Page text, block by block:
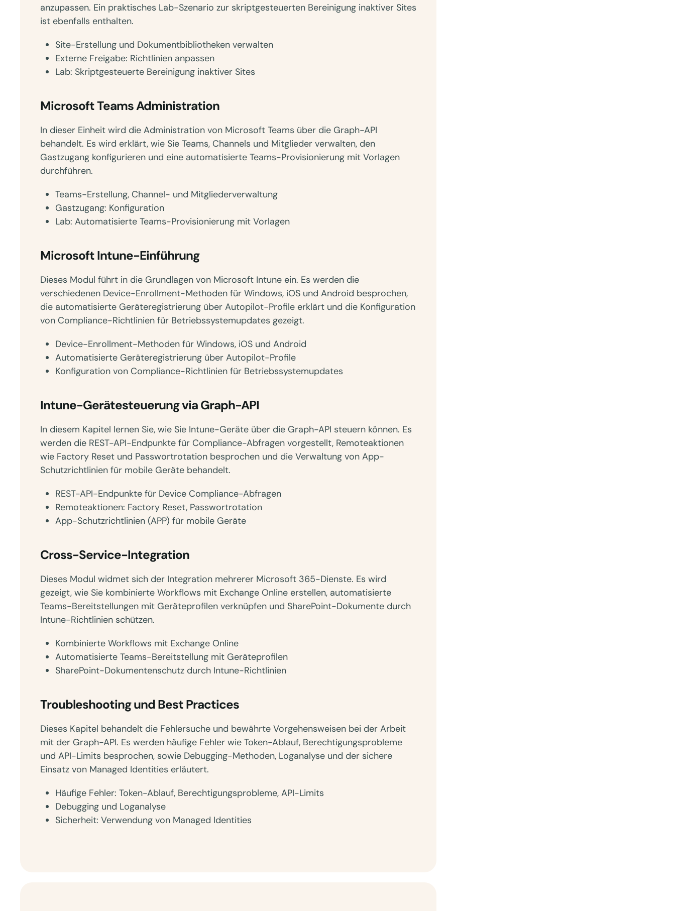
anzupassen. Ein praktisches Lab-Szenario zur skriptgesteuerten Bereinigung inaktiver Sites
ist ebenfalls enthalten.
Site-Erstellung und Dokumentbibliotheken verwalten
Externe Freigabe: Richtlinien anpassen
Lab: Skriptgesteuerte Bereinigung inaktiver Sites
Microsoft Teams Administration
In dieser Einheit wird die Administration von Microsoft Teams über die Graph-API
behandelt. Es wird erklärt, wie Sie Teams, Channels und Mitglieder verwalten, den
Gastzugang konfigurieren und eine automatisierte Teams-Provisionierung mit Vorlagen
durchführen.
Teams-Erstellung, Channel- und Mitgliederverwaltung
Gastzugang: Konfiguration
Lab: Automatisierte Teams-Provisionierung mit Vorlagen
Microsoft Intune-Einführung
Dieses Modul führt in die Grundlagen von Microsoft Intune ein. Es werden die
verschiedenen Device-Enrollment-Methoden für Windows, iOS und Android besprochen,
die automatisierte Geräteregistrierung über Autopilot-Profile erklärt und die Konfiguration
von Compliance-Richtlinien für Betriebssystemupdates gezeigt.
Device-Enrollment-Methoden für Windows, iOS und Android
Automatisierte Geräteregistrierung über Autopilot-Profile
Konfiguration von Compliance-Richtlinien für Betriebssystemupdates
Intune-Gerätesteuerung via Graph-API
In diesem Kapitel lernen Sie, wie Sie Intune-Geräte über die Graph-API steuern können. Es
werden die REST-API-Endpunkte für Compliance-Abfragen vorgestellt, Remoteaktionen
wie Factory Reset und Passwortrotation besprochen und die Verwaltung von App-
Schutzrichtlinien für mobile Geräte behandelt.
REST-API-Endpunkte für Device Compliance-Abfragen
Remoteaktionen: Factory Reset, Passwortrotation
App-Schutzrichtlinien (APP) für mobile Geräte
Cross-Service-Integration
Dieses Modul widmet sich der Integration mehrerer Microsoft 365-Dienste. Es wird
gezeigt, wie Sie kombinierte Workflows mit Exchange Online erstellen, automatisierte
Teams-Bereitstellungen mit Geräteprofilen verknüpfen und SharePoint-Dokumente durch
Intune-Richtlinien schützen.
Kombinierte Workflows mit Exchange Online
Automatisierte Teams-Bereitstellung mit Geräteprofilen
SharePoint-Dokumentenschutz durch Intune-Richtlinien
Troubleshooting und Best Practices
Dieses Kapitel behandelt die Fehlersuche und bewährte Vorgehensweisen bei der Arbeit
mit der Graph-API. Es werden häufige Fehler wie Token-Ablauf, Berechtigungsprobleme
und API-Limits besprochen, sowie Debugging-Methoden, Loganalyse und der sichere
Einsatz von Managed Identities erläutert.
Häufige Fehler: Token-Ablauf, Berechtigungsprobleme, API-Limits
Debugging und Loganalyse
Sicherheit: Verwendung von Managed Identities